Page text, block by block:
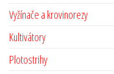
Vyžínače a krovinorezy
Kultivátory
Plotostrihy